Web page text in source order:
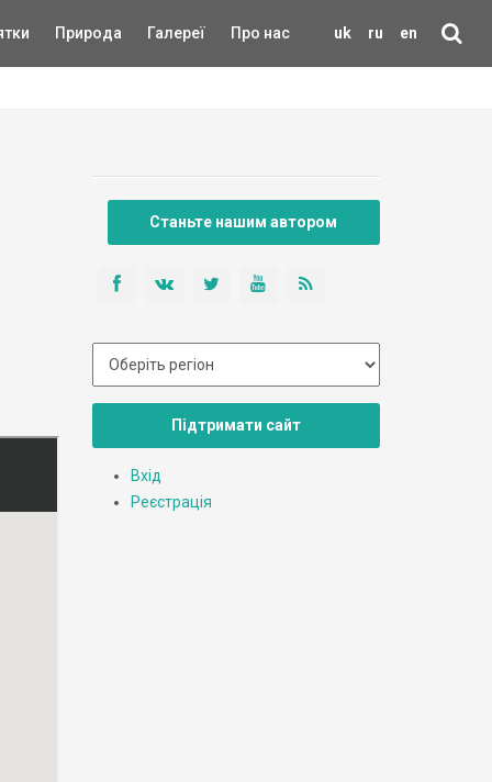
uk ru en
Природа Галереї Про нас
Станьте нашим автором
Підтримати сайт
Вхід
Реєстрація